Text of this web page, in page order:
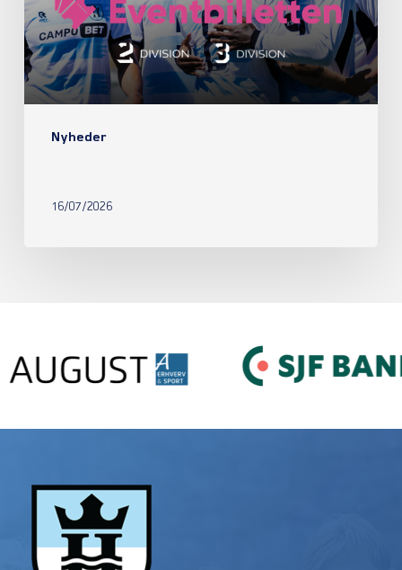
Nyheder
16/07/2026